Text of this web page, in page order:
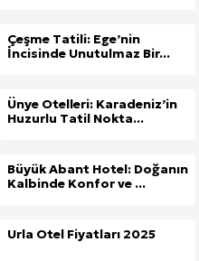
Çeşme Tatili: Ege’nin
İncisinde Unutulmaz Bir...
Ünye Otelleri: Karadeniz’in
Huzurlu Tatil Nokta...
Büyük Abant Hotel: Doğanın
Kalbinde Konfor ve ...
Urla Otel Fiyatları 2025